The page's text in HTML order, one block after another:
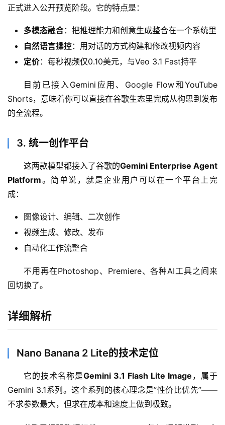
I
报
开
目
正式进入公开预览阶段。它的特点是：
多模态融合：把推理能力和创意生成整合在一个系统里
自然语言操控：用对话的方式构建和修改视频内容
定价：每秒视频仅0.10美元，与Veo 3.1 Fast持平
目前已接入Gemini应用、Google Flow和YouTube
Shorts，意味着你可以直接在谷歌生态里完成从构思到发布
的全流程。
3. 统一创作平台
这两款模型都接入了谷歌的Gemini Enterprise Agent
Platform。简单说，就是企业用户可以在一个平台上完
成：
图像设计、编辑、二次创作
视频生成、修改、发布
自动化工作流整合
不用再在Photoshop、Premiere、各种AI工具之间来
回切换了。
详细解析
Nano Banana 2 Lite的技术定位
它的技术名称是Gemini 3.1 Flash Lite Image ，属于
Gemini 3.1系列。这个系列的核心理念是”性价比优先”——
不求参数最大，但求在成本和速度上做到极致。